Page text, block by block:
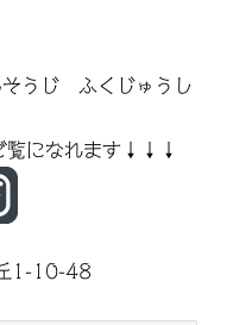
うじ ふくじゅうし
覧になれます↓↓↓
1-10-48